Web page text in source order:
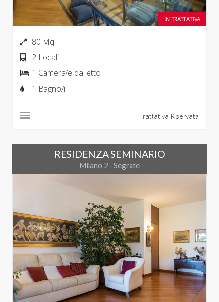
IN TRATTATIVA
80 Mq
2 Locali
1 Camera/e da letto
1 Bagno/i
Trattativa Riservata
RESIDENZA SEMINARIO
Milano 2 - Segrate